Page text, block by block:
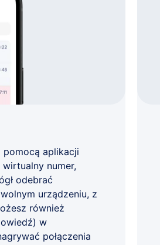
pomocą aplikacji
numer,
odebrać
urządzeniu, z
również
w
połączenia